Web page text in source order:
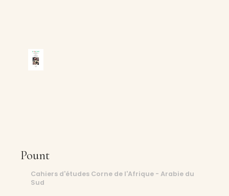
Pount
Cahiers d'études Corne de l'Afrique - Arabie du
Sud